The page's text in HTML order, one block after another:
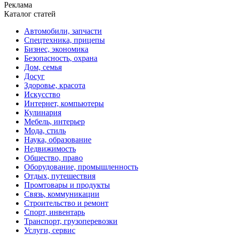
Реклама
Каталог статей
Автомобили, запчасти
Спецтехника, прицепы
Бизнес, экономика
Безопасность, охрана
Дом, семья
Досуг
Здоровье, красота
Искусство
Интернет, компьютеры
Кулинария
Мебель, интерьер
Мода, стиль
Наука, образование
Недвижимость
Общество, право
Оборудование, промышленность
Отдых, путешествия
Промтовары и продукты
Связь, коммуникации
Строительство и ремонт
Cпорт, инвентарь
Транспорт, грузоперевозки
Услуги, сервис